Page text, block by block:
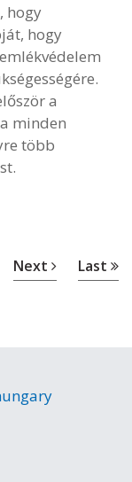
hogy
hogy
a
minden
több
Next Last